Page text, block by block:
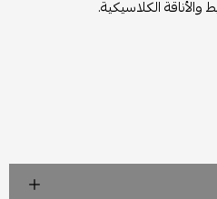
والأناقة الكلاسيكية.